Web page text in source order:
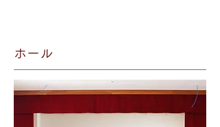
ホール